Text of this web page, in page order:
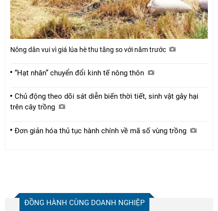
Nông dân vui vì giá lúa hè thu tăng so với năm trước
“Hạt nhân” chuyển đổi kinh tế nông thôn
Chủ động theo dõi sát diễn biến thời tiết, sinh vật gây hại
trên cây trồng
Đơn giản hóa thủ tục hành chính về mã số vùng trồng
ĐỒNG HÀNH CÙNG DOANH NGHIỆP